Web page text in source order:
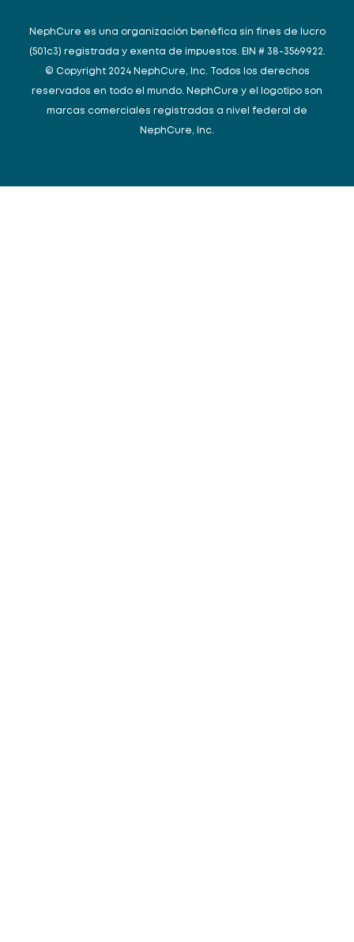
NephCure es una organización benéfica sin fines de lucro
(501c3) registrada y exenta de impuestos. EIN # 38-3569922.
© Copyright 2024 NephCure, Inc. Todos los derechos
reservados en todo el mundo. NephCure y el logotipo son
marcas comerciales registradas a nivel federal de
NephCure, Inc.